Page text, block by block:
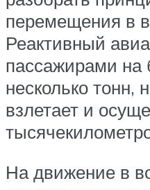
перемещения в
Реактивный
пассажирами на
несколько тонн,
взлетает и
На движение в